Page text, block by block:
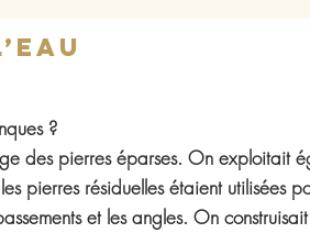
?
des pierres éparses. On exploitait
pierres résiduelles étaient utilisées
et les angles. On